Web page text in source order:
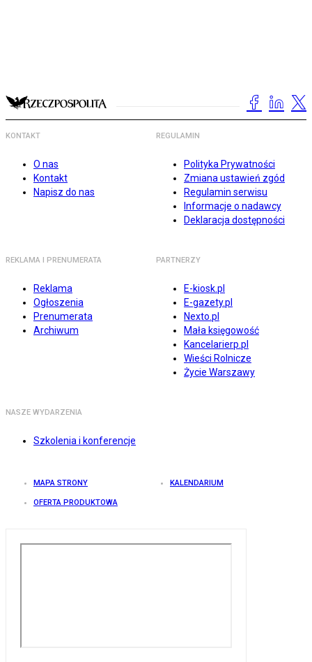
KONTAKT
O nas
Kontakt
Napisz do nas
REGULAMIN
Polityka Prywatności
Zmiana ustawień zgód
Regulamin serwisu
Informacje o nadawcy
Deklaracja dostępności
REKLAMA I PRENUMERATA
Reklama
Ogłoszenia
Prenumerata
Archiwum
PARTNERZY
E-kiosk.pl
E-gazety.pl
Nexto.pl
Mała księgowość
Kancelarierp.pl
Wieści Rolnicze
Życie Warszawy
NASZE WYDARZENIA
Szkolenia i konferencje
MAPA STRONY KALENDARIUM
OFERTA PRODUKTOWA